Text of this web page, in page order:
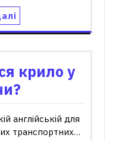
крило у
англійській для
транспортних…